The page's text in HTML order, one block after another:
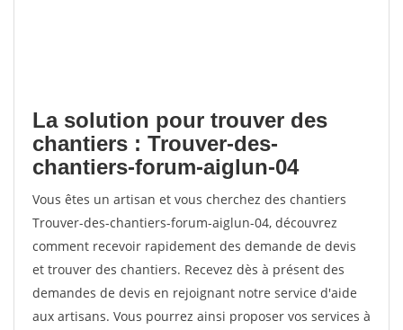
La solution pour trouver des
chantiers : Trouver-des-
chantiers-forum-aiglun-04
Vous êtes un artisan et vous cherchez des chantiers
Trouver-des-chantiers-forum-aiglun-04, découvrez
comment recevoir rapidement des demande de devis
et trouver des chantiers. Recevez dès à présent des
demandes de devis en rejoignant notre service d'aide
aux artisans. Vous pourrez ainsi proposer vos services à